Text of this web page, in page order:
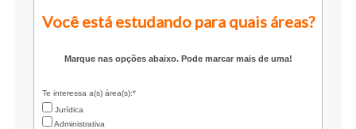
Você está estudando para quais áreas?
Marque nas opções abaixo. Pode marcar mais de uma!
Te interessa a(s) área(s):*
Jurídica
Administrativa